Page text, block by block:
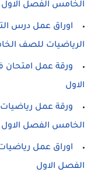
الخامس الفصل الاول 2025-2026
اوراق عمل درس
الرياضيات للصف
ورقة عمل
الاول
ورقة عمل
الخامس الفصل الاول 2020-2021
الفصل الاول